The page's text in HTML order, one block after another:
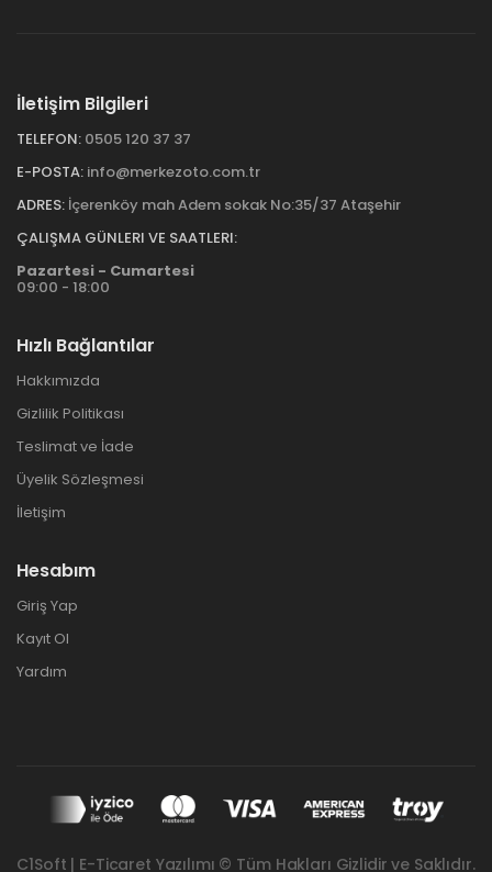
İletişim Bilgileri
TELEFON: 0505 120 37 37
E-POSTA: info@merkezoto.com.tr
ADRES: İçerenköy mah Adem sokak No:35/37 Ataşehir
ÇALIŞMA GÜNLERI VE SAATLERI:
Pazartesi - Cumartesi
09:00 - 18:00
Hızlı Bağlantılar
Hakkımızda
Gizlilik Politikası
Teslimat ve İade
Üyelik Sözleşmesi
İletişim
Hesabım
Giriş Yap
Kayıt Ol
Yardım
C1Soft | E-Ticaret Yazılımı © Tüm Hakları Gizlidir ve Saklıdır.